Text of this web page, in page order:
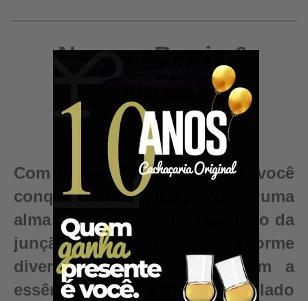
Nossos Barris &
Dornas
Com nossas Dornas e Barris, você
conquista algo inestimável – uma
alma para sua bebida, resultado da
junção da nossa enorme
diversidade de madeiras com a
essência e pureza do seu destilado